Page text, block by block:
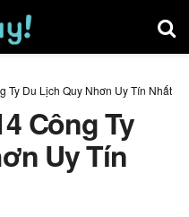
Ty Du Lịch Quy Nhơn Uy Tín Nhất
Công Ty
Uy Tín